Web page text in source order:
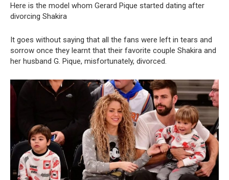
Here is the model whom Gerard Pique started dating after
divorcing Shakira
It goes without saying that all the fans were left in tears and
sorrow once they learnt that their favorite couple Shakira and
her husband G. Pique, misfortunately, divorced.